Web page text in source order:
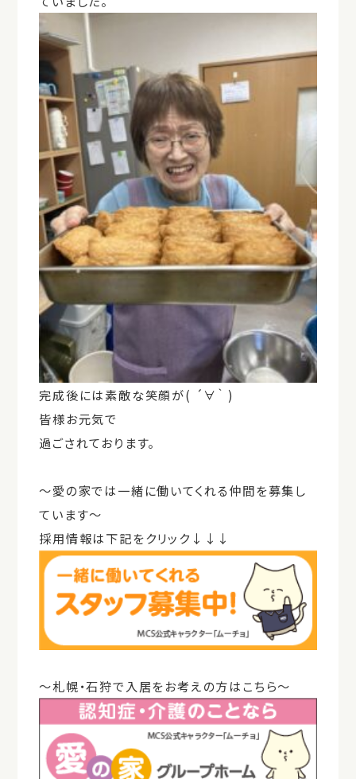
完成後には素敵な笑顔が( ´∀｀ )
皆様お元気で
過ごされております。
～愛の家では一緒に働いてくれる仲間を募集し
ています～
採用情報は下記をクリック↓↓↓
～札幌・石狩で入居をお考えの方はこちら～